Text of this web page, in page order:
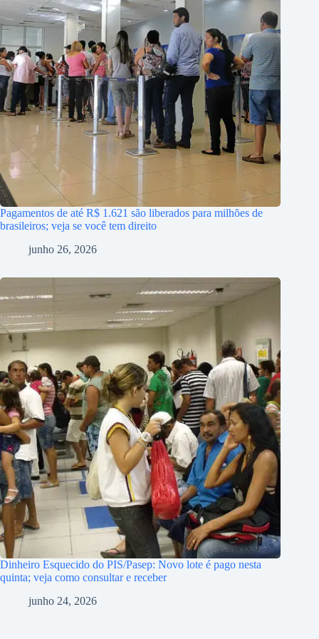
Pagamentos de até R$ 1.621 são liberados para milhões de
brasileiros; veja se você tem direito
junho 26, 2026
Dinheiro Esquecido do PIS/Pasep: Novo lote é pago nesta
quinta; veja como consultar e receber
junho 24, 2026